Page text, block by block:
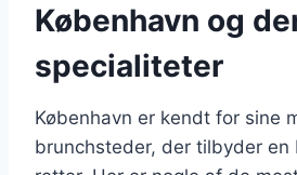
København og
specialiteter
København er kendt for sine
brunchsteder, der tilbyder